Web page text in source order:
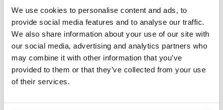
We use cookies to personalise content and ads, to
provide social media features and to analyse our traffic.
We also share information about your use of our site with
our social media, advertising and analytics partners who
may combine it with other information that you’ve
provided to them or that they’ve collected from your use
of their services.
Zysk operacyjny na koniec czwartego kwartału
wyniósł 12,7 mln EUR, co stanowi wzrost o 15%
w stosunku do 11 mln EUR w analogicznym
okresie poprzedniego roku.
Rentowność operacyjna Grupy ASEE na koniec
wzrost o 1,7 p.p. w porównaniu z analogicznym